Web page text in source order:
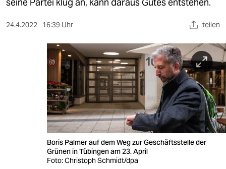
berlin
veranstaltungen
24.4.2022 16:39 Uhr teilen
Boris Palmer auf dem Weg zur Geschäftsstelle der
Grünen in Tübingen am 23. April
Foto: Christoph Schmidt/dpa